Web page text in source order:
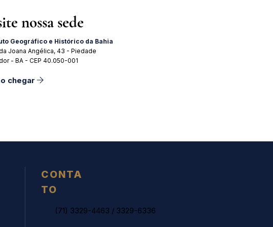
nossa sede
Geográfico e Histórico da Bahia
Joana Angélica, 43 - Piedade
- BA - CEP 40.050-001
chegar
CONTA
TO
(71) 3329-4463 / 3329-6336